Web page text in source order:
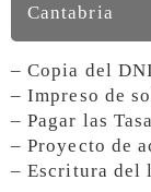
Cantabria
– Copia del DNI
– Impreso de
– Pagar las
– Proyecto de
– Escritura del